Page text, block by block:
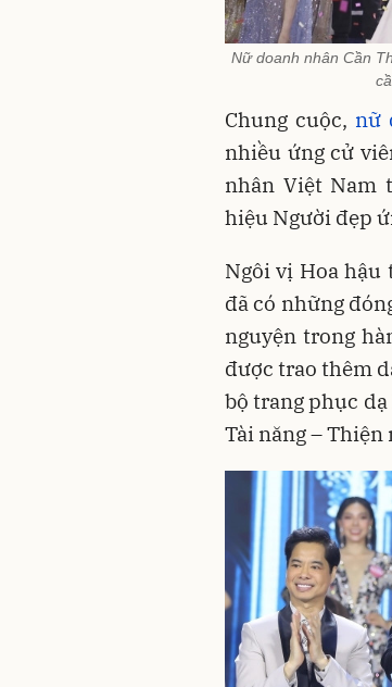
Nữ doanh nhân Cần
Chung cuộc, nữ
nhiều ứng cử
nhân Việt Nam
hiệu Người đẹp
Ngôi vị Hoa
đã có những
nguyện trong
được trao thêm
bộ trang phục
Tài năng – Thiện